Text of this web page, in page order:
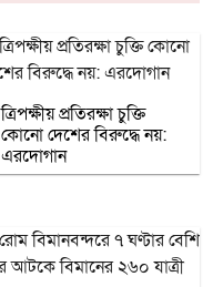
ত্রিপক্ষীয় প্রতিরক্ষা চুক্তি
কোনো দেশের বিরুদ্ধে নয়:
এরদোগান